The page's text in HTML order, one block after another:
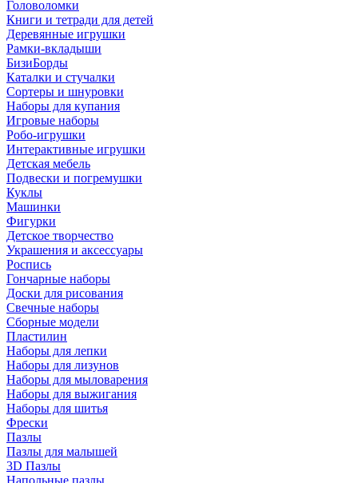
Головоломки
Книги и тетради для детей
Деревянные игрушки
Рамки-вкладыши
БизиБорды
Каталки и стучалки
Сортеры и шнуровки
Наборы для купания
Игровые наборы
Робо-игрушки
Интерактивные игрушки
Детская мебель
Подвески и погремушки
Куклы
Машинки
Фигурки
Детское творчество
Украшения и аксессуары
Роспись
Гончарные наборы
Доски для рисования
Свечные наборы
Сборные модели
Пластилин
Наборы для лепки
Наборы для лизунов
Наборы для мыловарения
Наборы для выжигания
Наборы для шитья
Фрески
Пазлы
Пазлы для малышей
3D Пазлы
Напольные пазлы